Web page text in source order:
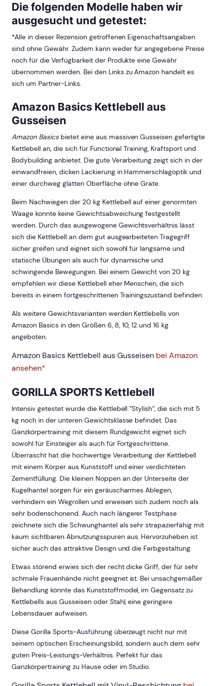
Die folgenden Modelle haben wir
ausgesucht und getestet:
*Alle in dieser Rezension getroffenen Eigenschaftsangaben
sind ohne Gewähr. Zudem kann weder für angegebene Preise
noch für die Verfügbarkeit der Produkte eine Gewähr
übernommen werden. Bei den Links zu Amazon handelt es
sich um Partner-Links.
Amazon Basics Kettlebell aus
Gusseisen
Amazon Basicsbietet eine aus massiven Gusseisen gefertigte
Kettlebell an, die sich für Functional Training, Kraftsport und
Bodybuilding anbietet. Die gute Verarbeitung zeigt sich in der
einwandfreien, dicken Lackierung in Hammerschlagoptik und
einer durchweg glatten Oberfläche ohne Grate.
Beim Nachwiegen der 20 kg Kettlebell auf einer genormten
Waage konnte keine Gewichtsabweichung festgestellt
werden. Durch das ausgewogene Gewichtsverhältnis lässt
sich die Kettlebell an dem gut ausgearbeiteten Tragegriff
sicher greifen und eignet sich sowohl für langsame und
statische Übungen als auch für dynamische und
schwingende Bewegungen. Bei einem Gewicht von 20 kg
empfehlen wir diese Kettlebell eher Menschen, die sich
bereits in einem fortgeschrittenen Trainingszustand befinden.
Als weitere Gewichtsvarianten werden Kettlebells von
Amazon Basics in den Größen 6, 8, 10, 12 und 16 kg
angeboten.
Amazon Basics Kettlebell aus Gusseisen bei Amazon
ansehen*
GORILLA SPORTS Kettlebell
Intensiv getestet wurde die Kettlebell “Stylish“, die sich mit 5
kg noch in der unteren Gewichtsklasse befindet. Das
Ganzkörpertraining mit diesem Rundgewicht eignet sich
sowohl für Einsteiger als auch für Fortgeschrittene.
Überrascht hat die hochwertige Verarbeitung der Kettlebell
mit einem Körper aus Kunststoff und einer verdichteten
Zementfüllung. Die kleinen Noppen an der Unterseite der
Kugelhantel sorgen für ein geräuscharmes Ablegen,
verhindern ein Wegrollen und erweisen sich zudem noch als
sehr bodenschonend. Auch nach längerer Testphase
zeichnete sich die Schwunghantel als sehr strapazierfähig mit
kaum sichtbaren Abnutzungsspuren aus. Hervorzuheben ist
sicher auch das attraktive Design und die Farbgestaltung.
Etwas störend erwies sich der recht dicke Griff, der für sehr
schmale Frauenhände nicht geeignet ist. Bei unsachgemäßer
Behandlung könnte das Kunststoffmodel, im Gegensatz zu
Kettlebells aus Gusseisen oder Stahl, eine geringere
Lebensdauer aufweisen.
Diese Gorilla Sports-Ausführung überzeugt nicht nur mit
seinem optischen Erscheinungsbild, sondern auch dem sehr
guten Preis-Leistungs-Verhältnis. Perfekt für das
Ganzkörpertraining zu Hause oder im Studio.